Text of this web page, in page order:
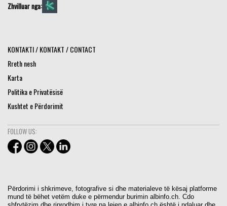
Zhvilluar nga:
KONTAKTI / KONTAKT / CONTACT
Rreth nesh
Karta
Politika e Privatësisë
Kushtet e Përdorimit
FOLLOW US:
Përdorimi i shkrimeve, fotografive si dhe materialeve të kësaj platforme
mund të bëhet vetëm duke e përmendur burimin albinfo.ch. Cdo